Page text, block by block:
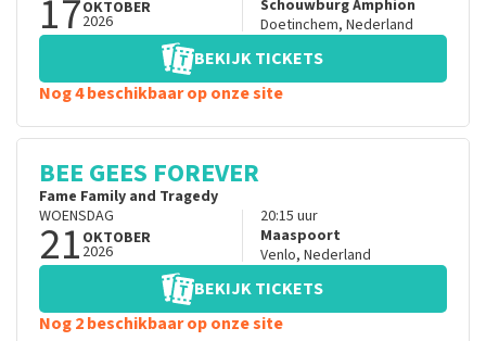
17OKTOBER
2026
Schouwburg Amphion
Doetinchem, Nederland
BEKIJK TICKETS
Nog 4 beschikbaar op onze site
BEE GEES FOREVER
Fame Family and Tragedy
WOENSDAG
21 OKTOBER
2026
20:15 uur
Maaspoort
Venlo, Nederland
BEKIJK TICKETS
Nog 2 beschikbaar op onze site